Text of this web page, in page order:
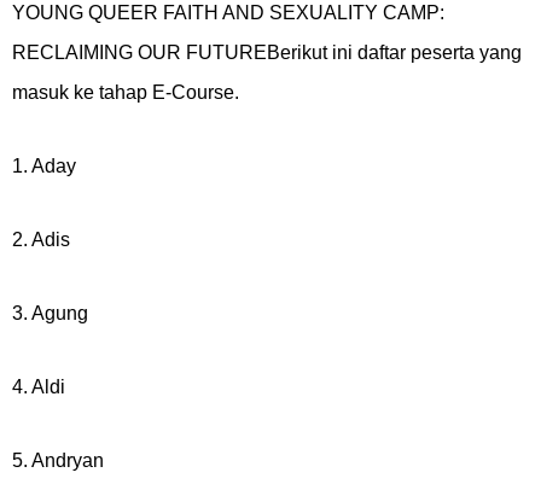
YOUNG QUEER FAITH AND SEXUALITY CAMP:
RECLAIMING OUR FUTUREBerikut ini daftar peserta yang
masuk ke tahap E-Course.
1. Aday
2. Adis
3. Agung
4. Aldi
5. Andryan